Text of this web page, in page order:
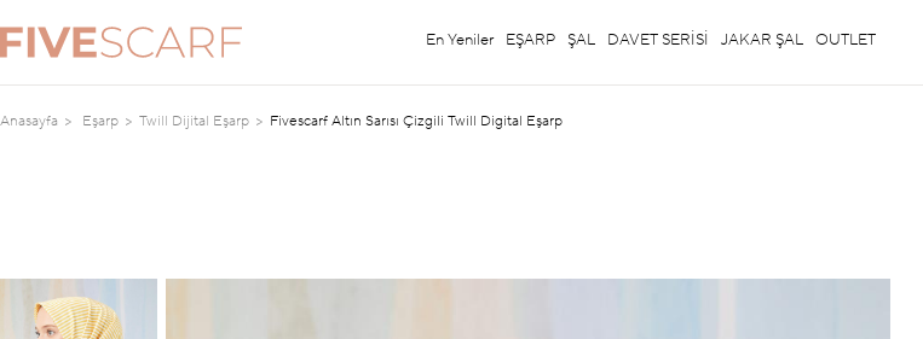
En Yeniler EŞARP ŞAL DAVET SERİSİ JAKAR ŞAL OUTLET
Anasayfa Eşarp Twill Dijital Eşarp Fivescarf Altın Sarısı Çizgili Twill Digital Eşarp